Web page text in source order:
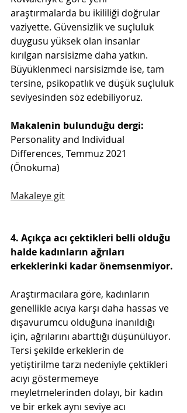
araştırmalarda bu ikililiği doğrular
vaziyette. Güvensizlik ve suçluluk
duygusu yüksek olan insanlar
kırılgan narsisizme daha yatkın.
Büyüklenmeci narsisizmde ise, tam
tersine, psikopatlık ve düşük suçluluk
seviyesinden söz edebiliyoruz.
Makalenin bulunduğu dergi:
Personality and Individual
Differences, Temmuz 2021
(Önokuma)
Makaleye git
4. Açıkça acı çektikleri belli olduğu
halde kadınların ağrıları
erkeklerinki kadar önemsenmiyor.
Araştırmacılara göre, kadınların
genellikle acıya karşı daha hassas ve
dışavurumcu olduğuna inanıldığı
için, ağrılarını abarttığı düşünülüyor.
Tersi şekilde erkeklerin de
yetiştirilme tarzı nedeniyle çektikleri
acıyı göstermemeye
meyletmelerinden dolayı, bir kadın
ve bir erkek aynı seviye acı